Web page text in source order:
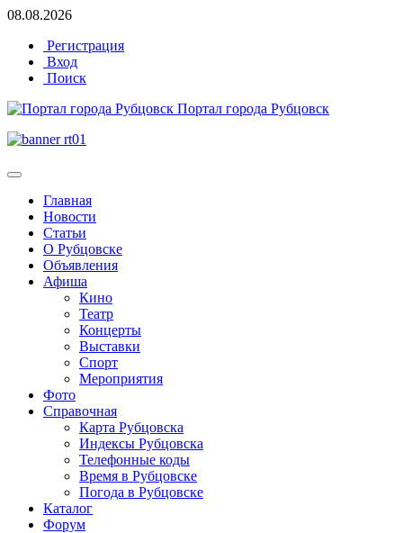
08.08.2026
Регистрация
Вход
Поиск
Портал города Рубцовск
Главная
Новости
Статьи
О Рубцовске
Объявления
Афиша
Кино
Театр
Концерты
Выставки
Спорт
Мероприятия
Фото
Справочная
Карта Рубцовска
Индексы Рубцовска
Телефонные коды
Время в Рубцовске
Погода в Рубцовске
Каталог
Форум